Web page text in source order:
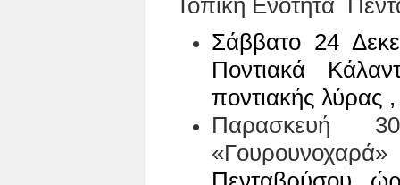
Τοπική Ενότητα
Σάββατο 24
Ποντιακά
ποντιακής λύρας
Παρασκευή